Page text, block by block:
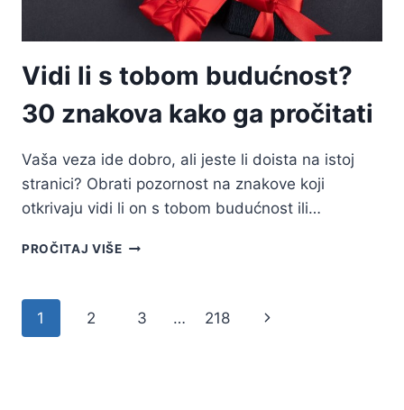
Vidi li s tobom budućnost?
30 znakova kako ga pročitati
Vaša veza ide dobro, ali jeste li doista na istoj
stranici? Obrati pozornost na znakove koji
otkrivaju vidi li on s tobom budućnost ili…
PROČITAJ VIŠEVIDI
BUDUĆNOST?
Page
1 2 3 … 218
Next